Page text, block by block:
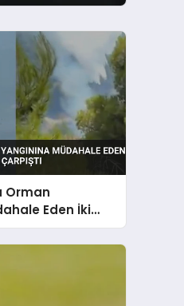
Orman
Eden İki
Çarpıştı